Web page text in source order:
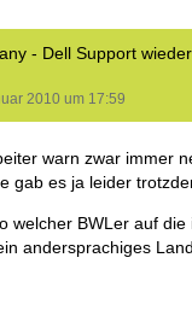
- Dell Support
2010 um 17:59
warn zwar immer
gab es ja leider
welcher BWLer auf die
andersprachiges